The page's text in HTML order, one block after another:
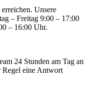
Unsere
– Freitag 9:00 – 17:00
– 16:00 Uhr.
24 Stunden am Tag an
Regel eine Antwort